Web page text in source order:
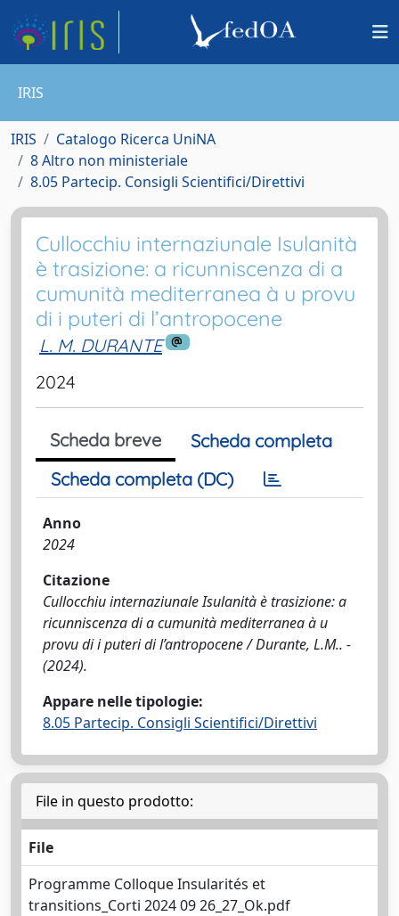
IRIS
IRIS
Catalogo Ricerca UniNA
8 Altro non ministeriale
8.05 Partecip. Consigli Scientifici/Direttivi
Cullocchiu internaziunale Isulanità
è trasizione: a ricunniscenza di a
cumunità mediterranea à u provu
di i puteri di l’antropocene
L. M. DURANTE
2024
Scheda breve
Scheda completa
Scheda completa (DC)
Anno
2024
Citazione
Cullocchiu internaziunale Isulanità è trasizione: a
ricunniscenza di a cumunità mediterranea à u
provu di i puteri di l’antropocene / Durante, L.M.. -
(2024).
Appare nelle tipologie:
8.05 Partecip. Consigli Scientifici/Direttivi
File in questo prodotto:
File
Programme Colloque Insularités et
transitions_Corti 2024 09 26_27_Ok.pdf